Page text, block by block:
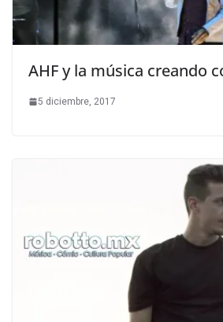
AHF y la música creando
5 diciembre, 2017